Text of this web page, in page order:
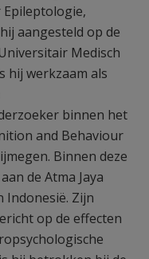
Epileptologie,
aangesteld op de
Medisch
hij werkzaam als
binnen het
and Behaviour
Binnen deze
de Atma Jaya
Indonesië. Zijn
op de effecten